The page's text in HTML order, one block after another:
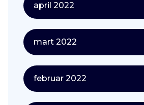
april 2022
mart 2022
februar 2022